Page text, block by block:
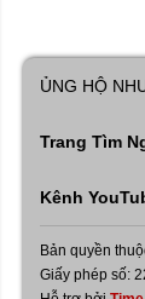
ỦNG HỘ
Trang Tìm
Kênh
Bản quyền
Giấy phép số: